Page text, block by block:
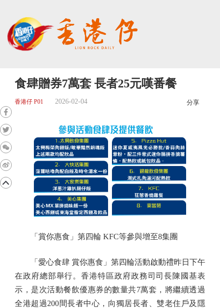
食肆贈券7萬套 長者25元嘆番餐
香港仔 P01 2026-02-04 分享
「賞你惠食」第四輪 KFC等參與增至8集團
「愛心食肆 賞你惠食」第四輪活動啟動禮昨日下午
在政府總部舉行。香港特區政府政務司司長陳國基表
示，是次活動餐飲優惠券的數量共7萬套，將繼續透過
全港超過200間長者中心，向獨居長者、雙老住戶及隱